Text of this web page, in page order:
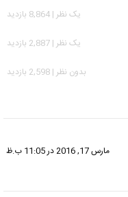
يک نظر | 8,864 بازدید
يک نظر | 2,887 بازدید
بدون نظر | 2,598 بازدید
مارس 17, 2016 در 11:05 ب.ظ